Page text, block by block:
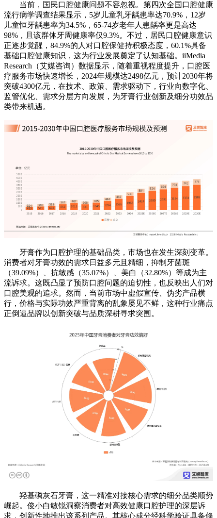
当前，国民口腔健康问题不容忽视。第四次全国口腔健康
流行病学调查结果显示，5岁儿童乳牙龋患率达70.9%，12岁
儿童恒牙龋患率为34.5%，65-74岁老年人患龋率更是高达
98%，且该群体牙周健康率仅9.3%。不过，居民口腔健康意识
正逐步觉醒，84.9%的人对口腔保健持积极态度，60.1%具备
基础口腔健康知识，这为行业发展奠定了认知基础。iiMedia
Research（艾媒咨询）数据显示，随着重视程度提升，口腔医
疗服务市场快速增长，2024年规模达2498亿元，预计2030年将
突破4300亿元，在技术、政策、需求驱动下，行业向数字化、
监管优化、需求分层方向发展，为牙膏行业创新及细分功效品
类带来机遇。
牙膏作为口腔护理的基础品类，市场也在发生深刻变革。
消费者对牙膏功效的需求日益多元且精细，抑制牙菌斑
（39.09%）、抗敏感（35.07%）、美白（32.80%）等成为主
流诉求。这既凸显了预防口腔问题的迫切性，也反映出人们对
口腔美观的追求。然而，当前市场中虚假宣传、伪劣产品横
行，价格与实际功效严重背离的乱象屡见不鲜，这种行业痛点
正倒逼品牌以创新突破与品质深耕寻求突围。
羟基磷灰石牙膏，这一精准对接核心需求的细分品类顺势
崛起。俊小白敏锐洞察消费者对高效健康口腔护理的深层诉
求，创新性地推出该系列产品。其核心成分经科学验证具备修